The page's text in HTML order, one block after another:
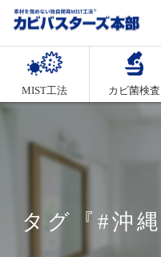
MIST工法 カビ菌検査
タグ『#沖